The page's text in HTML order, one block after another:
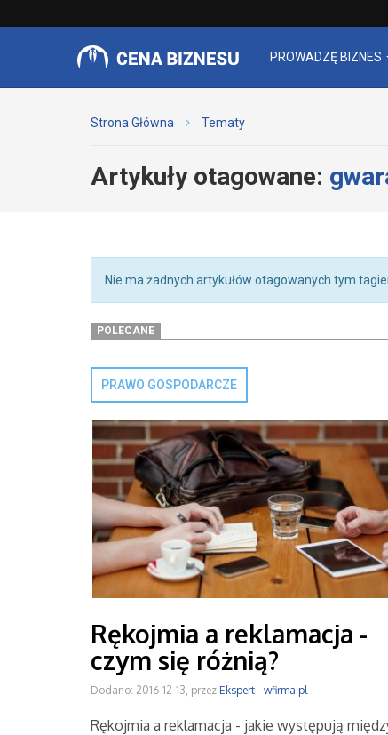
PROWADZĘ BIZNES
Strona Główna Tematy
Artykuły otagowane:
Nie ma żadnych artykułów otagowanych tym
POLECANE
PRAWO GOSPODARCZE
Rękojmia a reklamacja -
czym się różnią?
Dodano: 2016-12-13, przez Ekspert - wfirma.pl
Rękojmia a reklamacja - jakie występują